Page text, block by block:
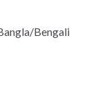
Bengali